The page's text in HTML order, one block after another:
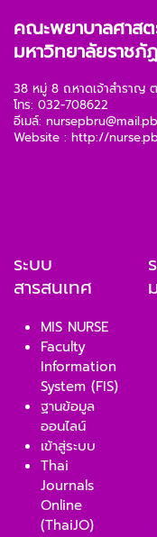
คณะพยาบาลศาส
มหาวิทยาลัยราชภั
38 หมู่ 8 ถ.หาดเจ้าสำราญ
โทร: 032-708622
อีเมล์:
Website : http://
ระบบ
สารสนเทศ
MIS NURSE
Faculty
Information
System (FIS)
ฐานข้อมูล
ออนไลน์
เข้าสู่ระบบ
Thai
Journals
Online
(ThaiJO)